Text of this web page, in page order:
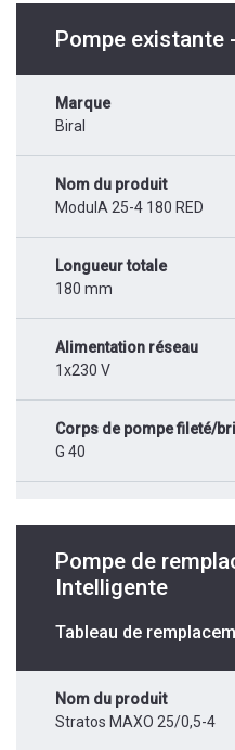
Pompe existante
Marque
Biral
Nom du produit
ModulA 25-4 180 RED
Longueur totale
180 mm
Alimentation réseau
1x230 V
Corps de pompe fileté/
G 40
Pompe de
Intelligente
Tableau de
Nom du produit
Stratos MAXO 25/0,5-4